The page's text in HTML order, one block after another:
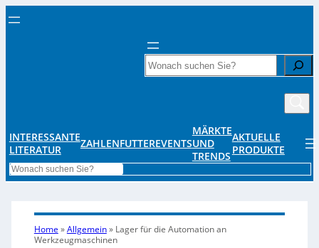
Search
INTERESSANTE
LITERATUR
ZAHLENFUTTEREVENTS
MÄRKTE
UND
TRENDS
AKTUELLE
PRODUKTE
Search
Home »Allgemein» Lager für die Automation an
Werkzeugmaschinen